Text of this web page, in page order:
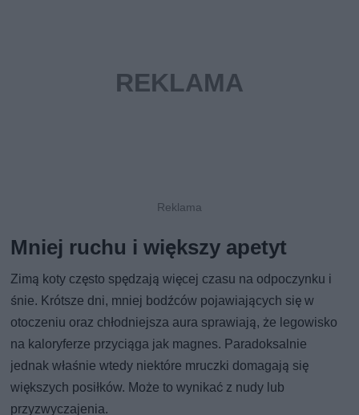
Mniej ruchu i większy apetyt
Zimą koty często spędzają więcej czasu na odpoczynku i
śnie. Krótsze dni, mniej bodźców pojawiających się w
otoczeniu oraz chłodniejsza aura sprawiają, że legowisko
na kaloryferze przyciąga jak magnes. Paradoksalnie
jednak właśnie wtedy niektóre mruczki domagają się
większych posiłków. Może to wynikać z nudy lub
przyzwyczajenia.